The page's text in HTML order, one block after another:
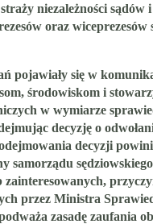
niezależności sądów
oraz
pojawiały się w
środowiskom i
w wymiarze
decyzję o
decyzji
samorządu
przez Ministra
zasadę zaufania